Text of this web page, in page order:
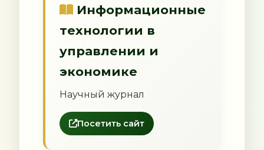
Информационные
технологии в
управлении и
экономике
Научный журнал
Посетить сайт